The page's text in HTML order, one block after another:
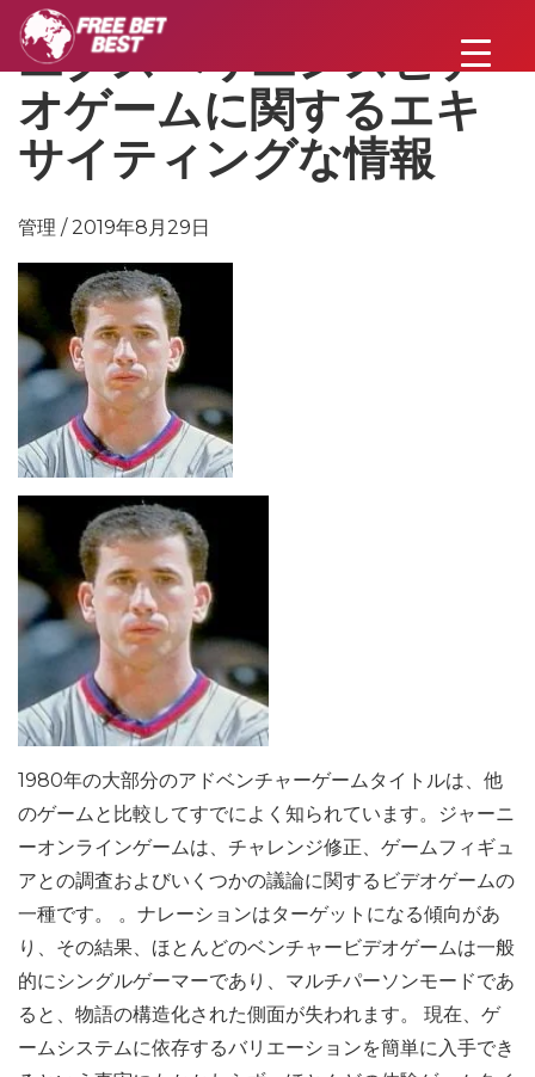
エクスペリエンスビデ
オゲームに関するエキ
サイティングな情報
管理 / 2019年8月29日
1980年の大部分のアドベンチャーゲームタイトルは、他
のゲームと比較してすでによく知られています。ジャーニ
ーオンラインゲームは、チャレンジ修正、ゲームフィギュ
アとの調査およびいくつかの議論に関するビデオゲームの
一種です。 。ナレーションはターゲットになる傾向があ
り、その結果、ほとんどのベンチャービデオゲームは一般
的にシングルゲーマーであり、マルチパーソンモードであ
ると、物語の構造化された側面が失われます。 現在、ゲ
ームシステムに依存するバリエーションを簡単に入手でき